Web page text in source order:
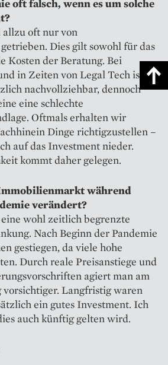
oft falsch, wenn es um solche
oft nur von
Dies gilt sowohl für das
Kosten der Beratung. Bei
in Zeiten von Legal Tech ist
nachvollziehbar, dennoch
eine schlechte
Oftmals erhalten wir
Dinge richtigzustellen –
auf das Investment nieder.
kommt daher gelegen.
während
verändert?
wohl zeitlich begrenzte
Nach Beginn der Pandemie
gestiegen, da viele hohe
Durch reale Preisanstiege und
agiert man am
Langfristig waren
ein gutes Investment. Ich
auch künftig gelten wird.